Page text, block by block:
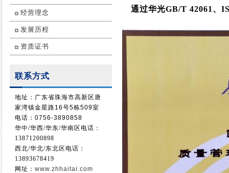
经营理念
发展历程
资质证书
联系方式
地址：广东省珠海市高新区唐
家湾镇金星路16号5栋509室
电话：0756-3890858
华中/华西/华东/华南 区电话：
13871200898
西北/华北/东北区电话：
13893678419
网址： www.zhhaitai.com
通过华光GB/T 42061、